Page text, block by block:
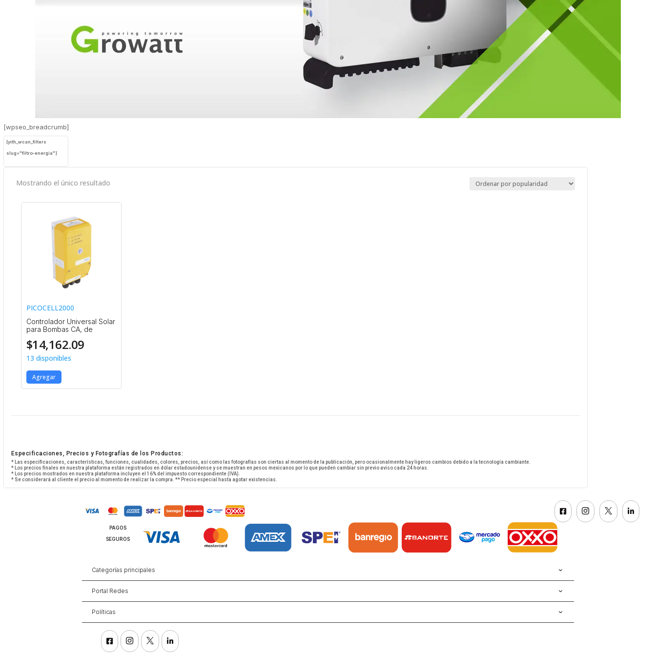
[wpseo_breadcrumb]
[yith_wcan_filters
slug="filtro-energia"]
Mostrando el único resultado
PICOCELL2000
Controlador Universal Solar
para Bombas CA, de
$14,162.09
13 disponibles
Agregar
Especificaciones, Precios y Fotografías de los Productos:
* Las especificaciones, características, funciones, cualidades, colores, precios, así como las fotografías son ciertas al momento de la publicación, pero ocasionalmente hay ligeros cambios debido a la tecnología cambiante.
* Los precios finales en nuestra plataforma están registrados en dólar estadounidense y se muestran en pesos mexicanos por lo que pueden cambiar sin previo aviso cada 24 horas.
* Los precios mostrados en nuestra plataforma incluyen el 16% del impuesto correspondiente (IVA).
* Se considerará al cliente el precio al momento de realizar la compra. ** Precio especial hasta agotar existencias.
   
PAGOS
SEGUROS
Categorías principales
Portal Redes
Políticas
   